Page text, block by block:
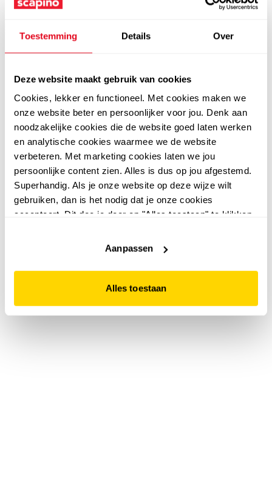
Toestemming Details Over
Deze website maakt gebruik van cookies
Cookies, lekker en functioneel. Met cookies maken we
onze website beter en persoonlijker voor jou. Denk aan
noodzakelijke cookies die de website goed laten werken
en analytische cookies waarmee we de website
verbeteren. Met marketing cookies laten we jou
persoonlijke content zien. Alles is dus op jou afgestemd.
Superhandig. Als je onze website op deze wijze wilt
gebruiken, dan is het nodig dat je onze cookies
accepteert. Dit doe je door op "Alles toestaan" te klikken.
website niet optimaal functioneert.
Aanpassen
Alles toestaan